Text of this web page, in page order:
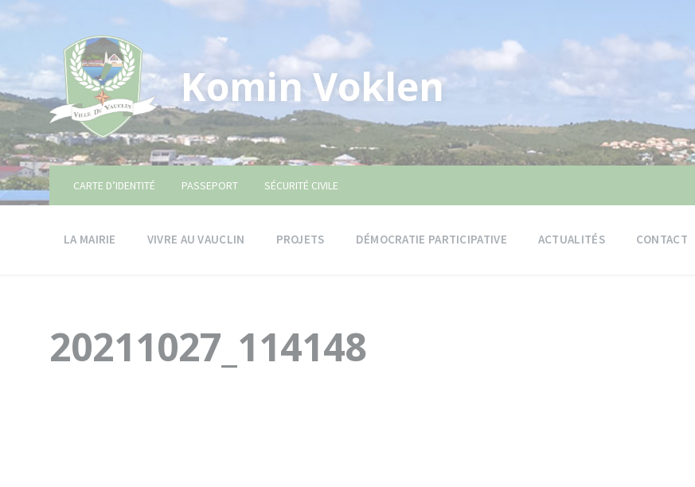
Komin Voklen
CARTE D’IDENTITÉ PASSEPORT SÉCURITÉ CIVILE
LA MAIRIE VIVRE AU VAUCLIN PROJETS DÉMOCRATIE PARTICIPATIVE ACTUALITÉS CONTACT
20211027_114148